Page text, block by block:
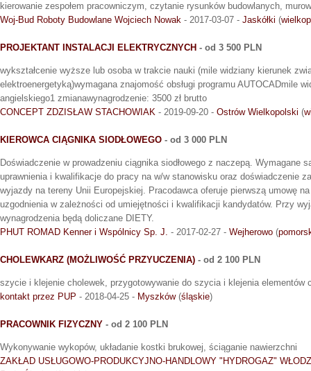
kierowanie zespołem pracowniczym, czytanie rysunków budowlanych,
Woj-Bud Roboty Budowlane Wojciech Nowak - 2017-03-07 - Jaskółki (
PROJEKTANT INSTALACJI ELEKTRYCZNYCH - od 3 500 PLN
wykształcenie wyższe lub osoba w trakcie nauki (mile widziany kierunek
elektroenergetyką)wymagana znajomość obsługi programu AUTOCADmile
angielskiego1 zmianawynagrodzenie: 3500 zł brutto
CONCEPT ZDZISŁAW STACHOWIAK - 2019-09-20 - Ostrów Wielkopolski (
KIEROWCA CIĄGNIKA SIODŁOWEGO - od 3 000 PLN
Doświadczenie w prowadzeniu ciągnika siodłowego z naczepą. Wymagane
uprawnienia i kwalifikacje do pracy na w/w stanowisku oraz doświadczenie
wyjazdy na tereny Unii Europejskiej. Pracodawca oferuje pierwszą umowę
uzgodnienia w zależności od umiejętności i kwalifikacji kandydatów. Przy
wynagrodzenia będą doliczane DIETY.
PHUT ROMAD Kenner i Wspólnicy Sp. J. - 2017-02-27 - Wejherowo (
CHOLEWKARZ (MOŻLIWOŚĆ PRZYUCZENIA) - od 2 100 PLN
szycie i klejenie cholewek, przygotowywanie do szycia i klejenia elementów
kontakt przez PUP - 2018-04-25 - Myszków(śląskie)
PRACOWNIK FIZYCZNY - od 2 100 PLN
Wykonywanie wykopów, układanie kostki brukowej, ściąganie nawierzchni
ZAKŁAD USŁUGOWO-PRODUKCYJNO-HANDLOWY "HYDROGAZ"